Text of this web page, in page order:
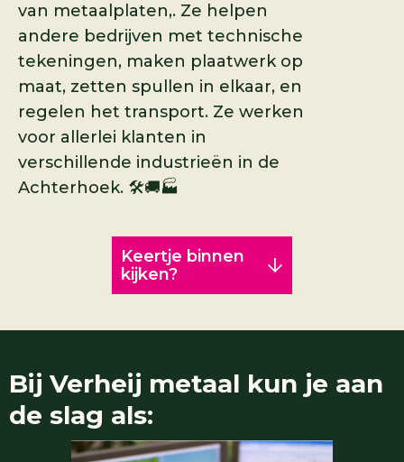
van metaalplaten,. Ze helpen
andere bedrijven met technische
tekeningen, maken plaatwerk op
maat, zetten spullen in elkaar, en
regelen het transport. Ze werken
voor allerlei klanten in
verschillende industrieën in de
Achterhoek. 🛠️🚚🏭
Keertje binnen
kijken?
Bij Verheij metaal kun je aan
de slag als: